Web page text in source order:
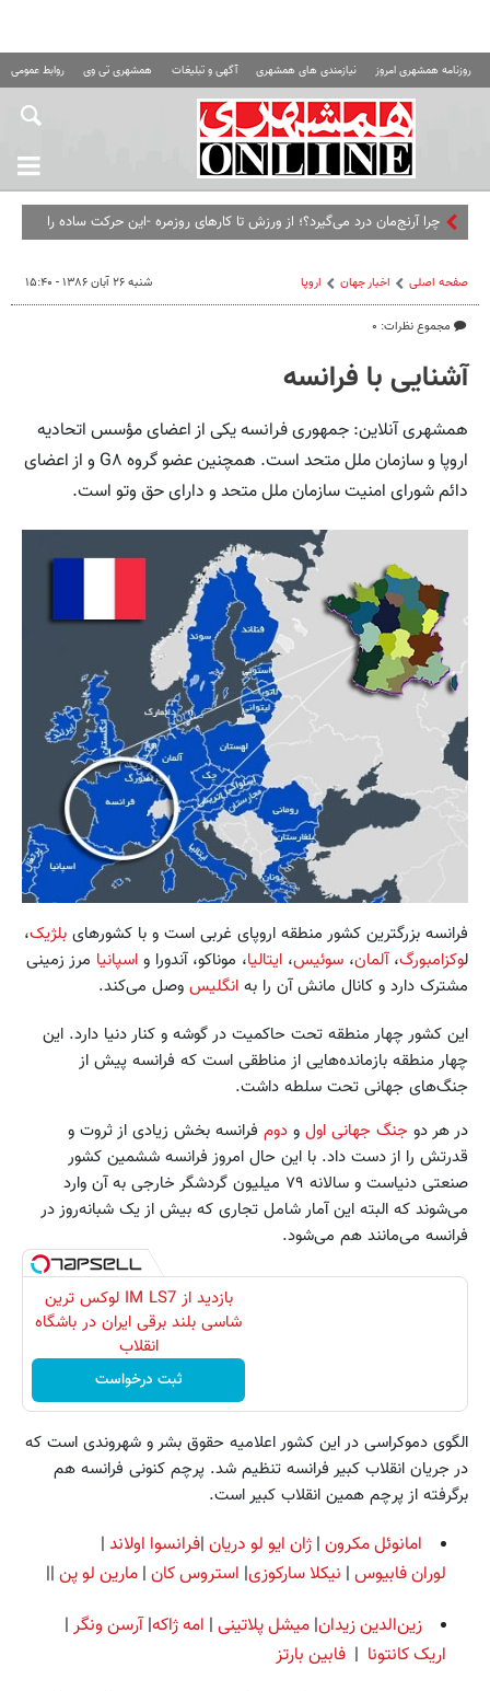
روزنامه همشهری امروز نیازمندی های همشهری آگهی و تبلیغات همشهری تی وی روابط عمومی
چرا آرنج‌مان درد می‌گیرد؟؛ از ورزش تا کارهای روزمره -این حرکت ساده را
صفحه اصلی اخبار جهان اروپا
مجموع نظرات: ۰
شنبه ۲۶ آبان ۱۳۸۶ - ۱۵:۴۰
آشنایی با فرانسه
همشهری آنلاین: جمهوری فرانسه یکی از اعضای مؤسس اتحادیه
اروپا و سازمان ملل متحد است. همچنین عضو گروه G۸ و از اعضای
دائم شورای امنیت سازمان ملل متحد و دارای حق وتو است.
فرانسه بزرگترین کشور منطقه اروپای غربی است و با کشورهای بلژیک،
لوکزامبورگ،آلمان، سوئیس، ایتالیا، موناکو، آندورا و اسپانیا مرز زمینی
مشترک دارد و کانال مانش آن را به انگلیس وصل می‌کند.
این کشور چهار منطقه تحت حاکمیت در گوشه و کنار دنیا دارد. این
چهار منطقه بازمانده‌هایی از مناطقی است که فرانسه پیش از
جنگ‌های جهانی تحت سلطه داشت.
در هر دو جنگ جهانی اول و دوم فرانسه بخش زیادی از ثروت و
قدرتش را از دست داد. با این حال امروز فرانسه ششمین کشور
صنعتی دنیاست و سالانه ۷۹ میلیون گردشگر خارجی به آن وارد
می‌شوند که البته این آمار شامل تجاری که بیش از یک شبانه‌روز در
فرانسه می‌مانند هم می‌شود.
بازدید از IM LS7 لوکس ترین
شاسی بلند برقی ایران در باشگاه
انقلاب
ثبت درخواست
الگوی دموکراسی در این کشور اعلامیه حقوق بشر و شهروندی است که
در جریان انقلاب کبیر فرانسه تنظیم شد. پرچم کنونی فرانسه هم
برگرفته از پرچم همین انقلاب کبیر است.
امانوئل مکرون | ژان ایو لو دریان |فرانسوا اولاند |
لوران فابیوس | نیکلا سارکوزی| استروس کان | مارین لو پن ||
زین‌الدین زیدان| میشل پلاتینی | امه ژاکه|آرسن ونگر |
اریک کانتونا | فابین بارتز